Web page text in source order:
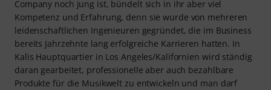
Company noch jung ist, bündelt sich in ihr aber viel
Kompetenz und Erfahrung, denn sie wurde von mehreren
leidenschaftlichen Ingenieuren gegründet, die im Business
bereits Jahrzehnte lang erfolgreiche Karrieren hatten. In
Kalis Hauptquartier in Los Angeles/Kalifornien wird ständig
daran gearbeitet, professionelle aber auch bezahlbare
Produkte für die Musikwelt zu entwickeln und man darf